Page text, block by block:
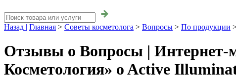
Назад | Главная > Советы косметолога > Вопросы > По продукции
Отзывы о Вопросы | Интернет-
Косметология» o Active